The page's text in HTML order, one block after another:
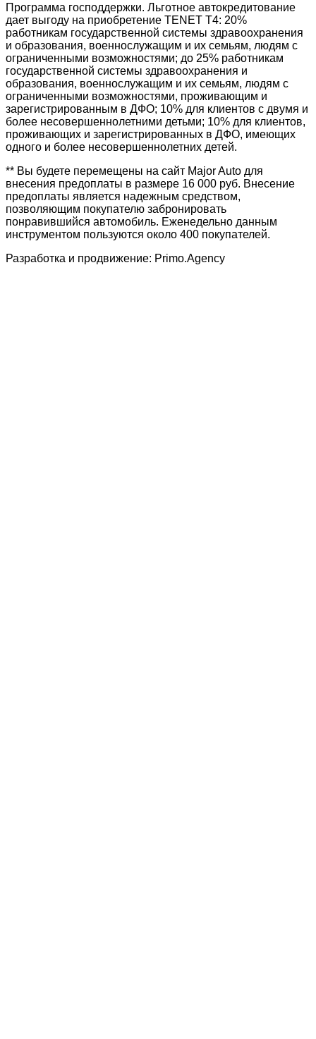
Программа господдержки. Льготное автокредитование
дает выгоду на приобретение TENET T4: 20%
работникам государственной системы здравоохранения
и образования, военнослужащим и их семьям, людям с
ограниченными возможностями; до 25% работникам
государственной системы здравоохранения и
образования, военнослужащим и их семьям, людям с
ограниченными возможностями, проживающим и
зарегистрированным в ДФО; 10% для клиентов с двумя и
более несовершеннолетними детьми; 10% для клиентов,
проживающих и зарегистрированных в ДФО, имеющих
одного и более несовершеннолетних детей.
** Вы будете перемещены на сайт Major Auto для
внесения предоплаты в размере 16 000 руб. Внесение
предоплаты является надежным средством,
позволяющим покупателю забронировать
понравившийся автомобиль. Еженедельно данным
инструментом пользуются около 400 покупателей.
Разработка и продвижение: Primo.Agency